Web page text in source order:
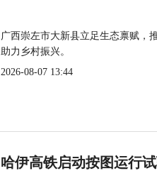
广西崇左市大新县立足生态禀赋，
助力乡村振兴。
2026-08-07 13:44
哈伊高铁启动按图运行